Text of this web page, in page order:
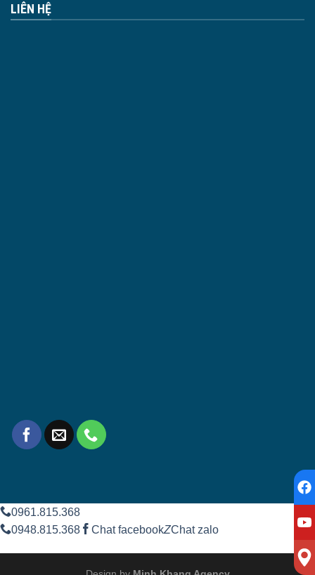
LIÊN HỆ
0961.815.368
0948.815.368
Chat facebookZChat zalo